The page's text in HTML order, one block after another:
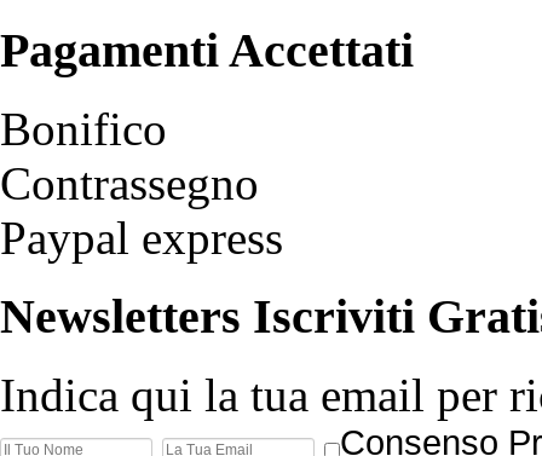
PagamentiAccettati
Bonifico
Contrassegno
Paypal express
Newsletters Iscriviti
Indica qui la tua email per
Consenso